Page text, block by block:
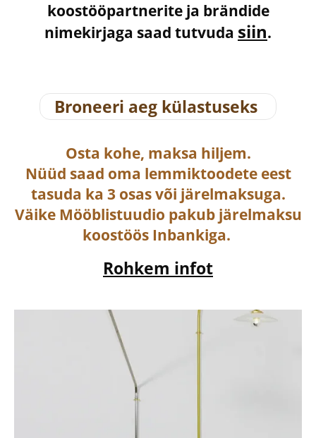
koostööpartnerite ja brändide
nimekirjaga saad tutvuda siin.
Broneeri aeg külastuseks
Osta kohe, maksa hiljem.
Nüüd saad oma lemmiktoodete eest
tasuda ka 3 osas või järelmaksuga.
Väike Mööblistuudio pakub järelmaksu
koostöös Inbankiga.
Rohkem infot